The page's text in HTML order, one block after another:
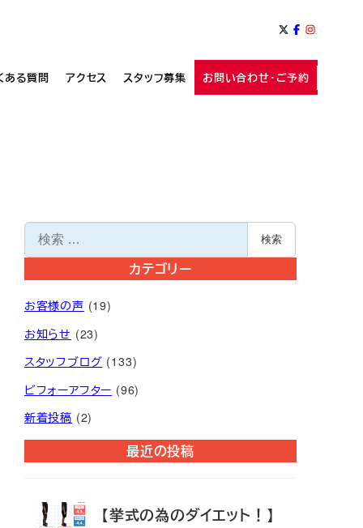
ある質問 アクセス スタッフ募集 お問い合わせ・ご予約
検
索
検索
カテゴリー
お客様の声 (19)
お知らせ (23)
スタッフブログ (133)
ビフォーアフター (96)
新着投稿 (2)
最近の投稿
【挙式の為のダイエット！】